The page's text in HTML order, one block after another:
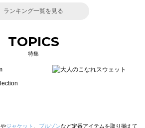
ランキング一覧を見る
TOPICS
特集
やジャケット ブルゾンなど定番アイテムを取り揃えて